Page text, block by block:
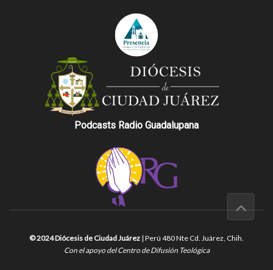
Podcasts Radio Guadalupana
© 2024 Diócesis de Ciudad Juárez | Perú 480 Nte Cd. Juárez, Chih.
Con el apoyo del Centro de Difusión Teológica